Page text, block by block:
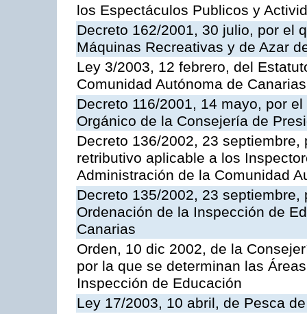
los Espectáculos Publicos y
Decreto 162/2001, 30 julio, por el
Máquinas Recreativas y de Azar
Ley 3/2003, 12 febrero, del
Comunidad Autónoma de Canarias
Decreto 116/2001, 14 mayo, por
Orgánico de la Consejería de
Decreto 136/2002, 23
retributivo aplicable a los
Administración de la Comunidad
Decreto 135/2002, 23
Ordenación de la Inspección de
Canarias
Orden, 10 dic 2002, de la
por la que se determinan las
Inspección de Educación
Ley 17/2003, 10 abril, de Pesca